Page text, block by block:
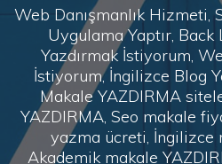
Web Danışmanlık
Uygulama Yaptır, Back
Yazdırmak İstiyorum,
İstiyorum, İngilizce Blog
Makale YAZDIRMA
YAZDIRMA, Seo makale
yazma ücreti, İngilizce
Akademik makale